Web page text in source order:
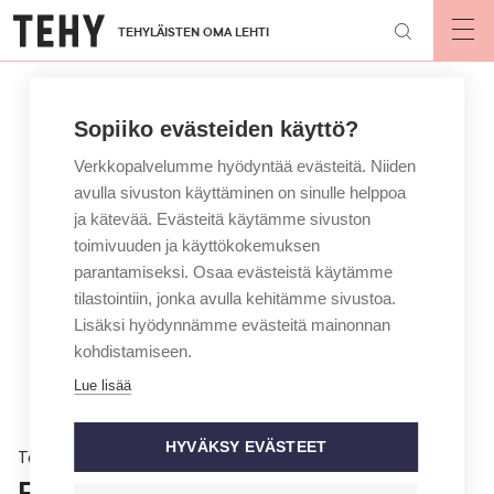
Hyppää
pääsisältöön
TEHYLÄISTEN OMA LEHTI
Töissä
Sopiiko evästeiden käyttö?
Verkkopalvelumme hyödyntää evästeitä. Niiden
avulla sivuston käyttäminen on sinulle helppoa
ja kätevää. Evästeitä käytämme sivuston
toimivuuden ja käyttökokemuksen
parantamiseksi. Osaa evästeistä käytämme
tilastointiin, jonka avulla kehitämme sivustoa.
Lisäksi hyödynnämme evästeitä mainonnan
kohdistamiseen.
Lue lisää
HYVÄKSY EVÄSTEET